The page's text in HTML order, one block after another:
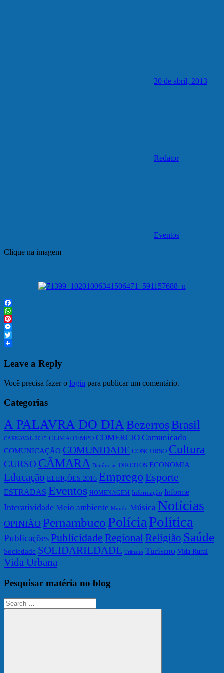
20 de abril, 2013
Redator
Eventos
Clique na imagem
Facebook
WhatsApp
Pinterest
Messenger
Twitter
Leave a Reply
Você precisa fazer o login para publicar um comentário.
Categorias
A PALAVRA DO DIABezerrosBrasil
CARNAVAL 2015 CLIMA/TEMPO COMERCIO Comunicado
COMUNICAÇÃO COMUNIDADE CONCURSO Cultura
CURSO CÂMARA Denúncias DIREITOS ECONOMIA
Educação ELEIÇÕES 2016 Emprego Esporte
ESTRADAS Eventos HOMENAGEM Informação Informe
Interatividade Meio ambiente Mundo Música Notícias
OPINIÃO Pernambuco PolíciaPolítica
Publicações Publicidade Regional Religião Saúde
Sociedade SOLIDARIEDADE Trânsito Turismo Vida Rural
Vida Urbana
Pesquisar matéria no blog
Search
for: